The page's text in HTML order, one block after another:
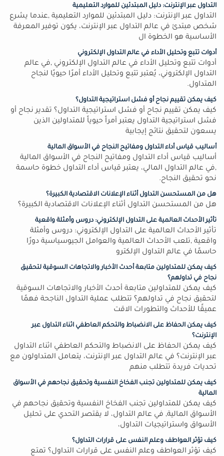
التداول عبر الإنترنت: دليل المبتدئين للموارد التعليمية
التداول عبر الإنترنت: دليل المبتدئين للموارد التعليمية ,عندما يشرع
شخص مبتدئ في عالم التداول عبر الإنترنت، يكون توفير المعرفة
الأساسية هو الخطوة ال
أدوات تتبع وتحليل الأداء في عالم التداول الإلكتروني
أدوات تتبع وتحليل الأداء في عالم التداول الإلكتروني ,في عالم
التداول الإلكتروني، يُعتبر تتبع وتحليل الأداء أمرًا حيويًا لنجاح
المتداول.
كيف يمكن تقييم نجاح أو فشل استراتيجية التداول؟
كيف يمكن تقييم نجاح أو فشل استراتيجية التداول؟ تقدير نجاح أو
فشل استراتيجية التداول يعتبر أمراً حيوياً للمتداولين الذين
يسعون لتحقيق نتائج إيجابية
أساليب قياس أداء التداول ومفاتيح النجاح في الأسواق المالية
أساليب قياس أداء التداول ومفاتيح النجاح في الأسواق المالية
,في عالم التداول المالي، يعتبر قياس أداء التداول خطوة حاسمة
نحو تحقيق النجاح.
هل من المستحسن التداول أثناء الإعلانات الاقتصادية الكبيرة؟
هل من المستحسن التداول أثناء الإعلانات الاقتصادية الكبيرة؟
تأثير الأحداث العالمية على التداول الإلكتروني: دروس وأمثلة واقعية
تأثير الأحداث العالمية على التداول الإلكتروني: دروس وأمثلة
واقعية ,تلعب الأحداث العالمية والعوامل الجيوسياسية دورًا
حاسمًا في عالم التداول الإلكترو
كيف يمكن للمتداولين متابعة أحدث الأخبار والاتجاهات السوقية لتحقيق
نجاح في تداولهم؟
كيف يمكن للمتداولين متابعة أحدث الأخبار والاتجاهات السوقية
لتحقيق نجاح في تداولهم؟ تتطلب عملية التداول الناجحة فهمًا
عميقًا للأحداث والتطورات الاقت
كيف يمكن الحفاظ على الانضباط والتحكم العاطفي اثناء التداول عبر
الإنترنت؟
كيف يمكن الحفاظ على الانضباط والتحكم العاطفي اثناء التداول
عبر الإنترنت؟ في عالم التداول عبر الإنترنت، يتعامل المتداولون مع
تحديات فريدة تتطلب منهم
كيف يمكن للمتداولين تجنب الفخاخ النفسية وتحقيق نجاحهم في الأسواق
المالية
كيف يمكن للمتداولين تجنب الفخاخ النفسية وتحقيق نجاحهم في
الأسواق المالية, في عالم التداول، لا يقتصر التحدي على تحليل
الأسواق واستراتيجيات التداول،
كيف تؤثر العواطف وعلم النفس على قرارات التداول؟
كيف تؤثر العواطف وعلم النفس على قرارات التداول؟ تمتع